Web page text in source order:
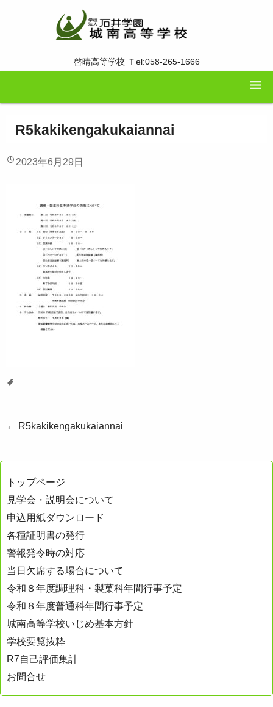
啓晴高等学校 Ｔel:058-265-1666
R5kakikengakukaiannai
2023年6月29日
投
ビ
ゲ
ー
シ
ョ
ン
← R5kakikengakukaiannai
トップページ
見学会・説明会について
申込用紙ダウンロード
各種証明書の発行
警報発令時の対応
当日欠席する場合について
令和８年度調理科・製菓科年間行事予定
令和８年度普通科年間行事予定
城南高等学校いじめ基本方針
学校要覧抜粋
R7自己評価集計
お問合せ